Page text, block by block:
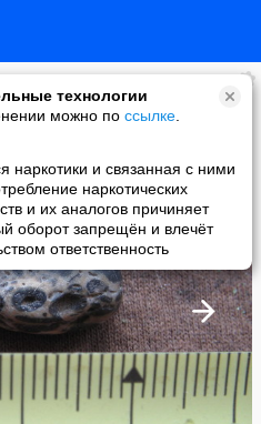
технологии
можно по ссылке
наркотики и связанная с ними
наркотических
и их аналогов причиняет
оборот запрещён и влечёт
ответственность